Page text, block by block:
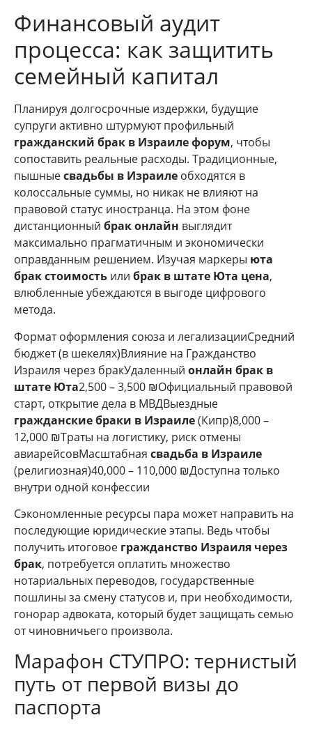
Финансовый аудит
процесса: как защитить
семейный капитал
Планируя долгосрочные издержки, будущие
супруги активно штурмуют профильный
гражданский брак в Израиле форум, чтобы
сопоставить реальные расходы. Традиционные,
пышныесвадьбы в Израиле обходятся в
колоссальные суммы, но никак не влияют на
правовой статус иностранца. На этом фоне
дистанционный брак онлайн выглядит
максимально прагматичным и экономически
оправданным решением. Изучая маркеры юта
брак стоимость или брак в штате Юта цена,
влюбленные убеждаются в выгоде цифрового
метода.
Формат оформления союза и легализацииСредний
бюджет (в шекелях)Влияние на Гражданство
Израиля через бракУдаленный онлайн брак в
штате Юта2,500 – 3,500 ₪Официальный правовой
старт, открытие дела в МВДВыездные
гражданские браки в Израиле(Кипр)8,000 –
12,000 ₪Траты на логистику, риск отмены
авиарейсовМасштабная свадьба в Израиле
(религиозная)40,000 – 110,000 ₪Доступна только
внутри одной конфессии
Сэкономленные ресурсы пара может направить на
последующие юридические этапы. Ведь чтобы
получить итоговое гражданство Израиля через
брак, потребуется оплатить множество
нотариальных переводов, государственные
пошлины за смену статусов и, при необходимости,
гонорар адвоката, который будет защищать семью
от чиновничьего произвола.
Марафон СТУПРО: тернистый
путь от первой визы до
паспорта